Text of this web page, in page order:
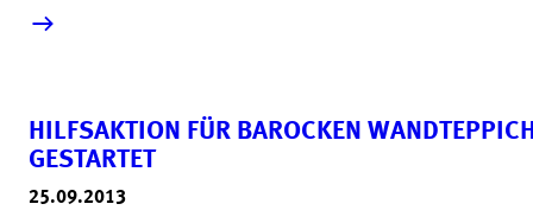
mehr lesen &raquo;
HILFSAKTION FÜR BAROCKEN
GESTARTET
25.09.2013